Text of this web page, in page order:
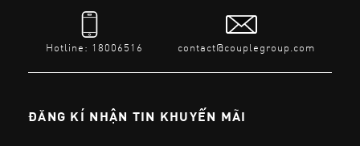
Hotline: 18006516 contact@couplegroup.com
ĐĂNG KÍ NHẬN TIN KHUYẾN MÃI